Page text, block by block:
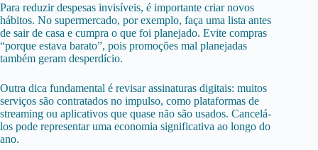
Para reduzir despesas invisíveis, é importante criar novos
hábitos. No supermercado, por exemplo, faça uma lista antes
de sair de casa e cumpra o que foi planejado. Evite compras
“porque estava barato”, pois promoções mal planejadas
também geram desperdício.
Outra dica fundamental é revisar assinaturas digitais: muitos
serviços são contratados no impulso, como plataformas de
streaming ou aplicativos que quase não são usados. Cancelá-
los pode representar uma economia significativa ao longo do
ano.